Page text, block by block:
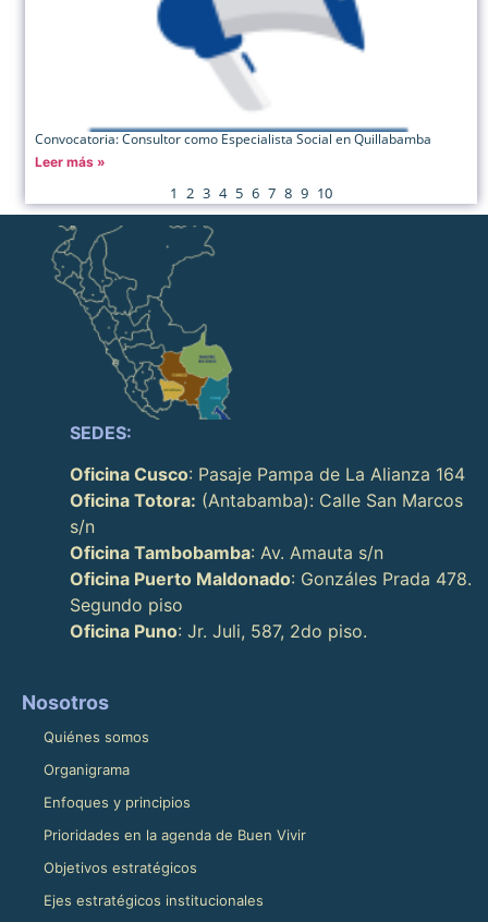
Convocatoria: Consultor como Especialista Social en Quillabamba
Leer más »
1 2 3 4 5 6 7 8 9 10
SEDES:
Oficina Cusco: Pasaje Pampa de La Alianza 164
Oficina Totora: (Antabamba): Calle San Marcos
s/n
Oficina Tambobamba: Av. Amauta s/n
Oficina Puerto Maldonado: Gonzáles Prada 478.
Segundo piso
Oficina Puno: Jr. Juli, 587, 2do piso.
Nosotros
Quiénes somos
Organigrama
Enfoques y principios
Prioridades en la agenda de Buen Vivir
Objetivos estratégicos
Ejes estratégicos institucionales